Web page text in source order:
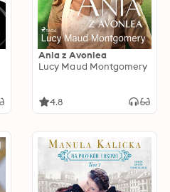
Ania z Avonlea
Lucy Maud Montgomery
4.8